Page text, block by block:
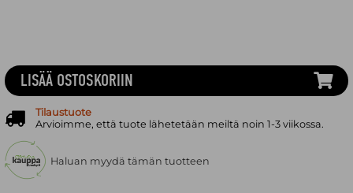
LISÄÄ OSTOSKORIIN
Tilaustuote
Arvioimme, että tuote lähetetään meiltä noin 1-3 viikossa.
Haluan myydä tämän tuotteen